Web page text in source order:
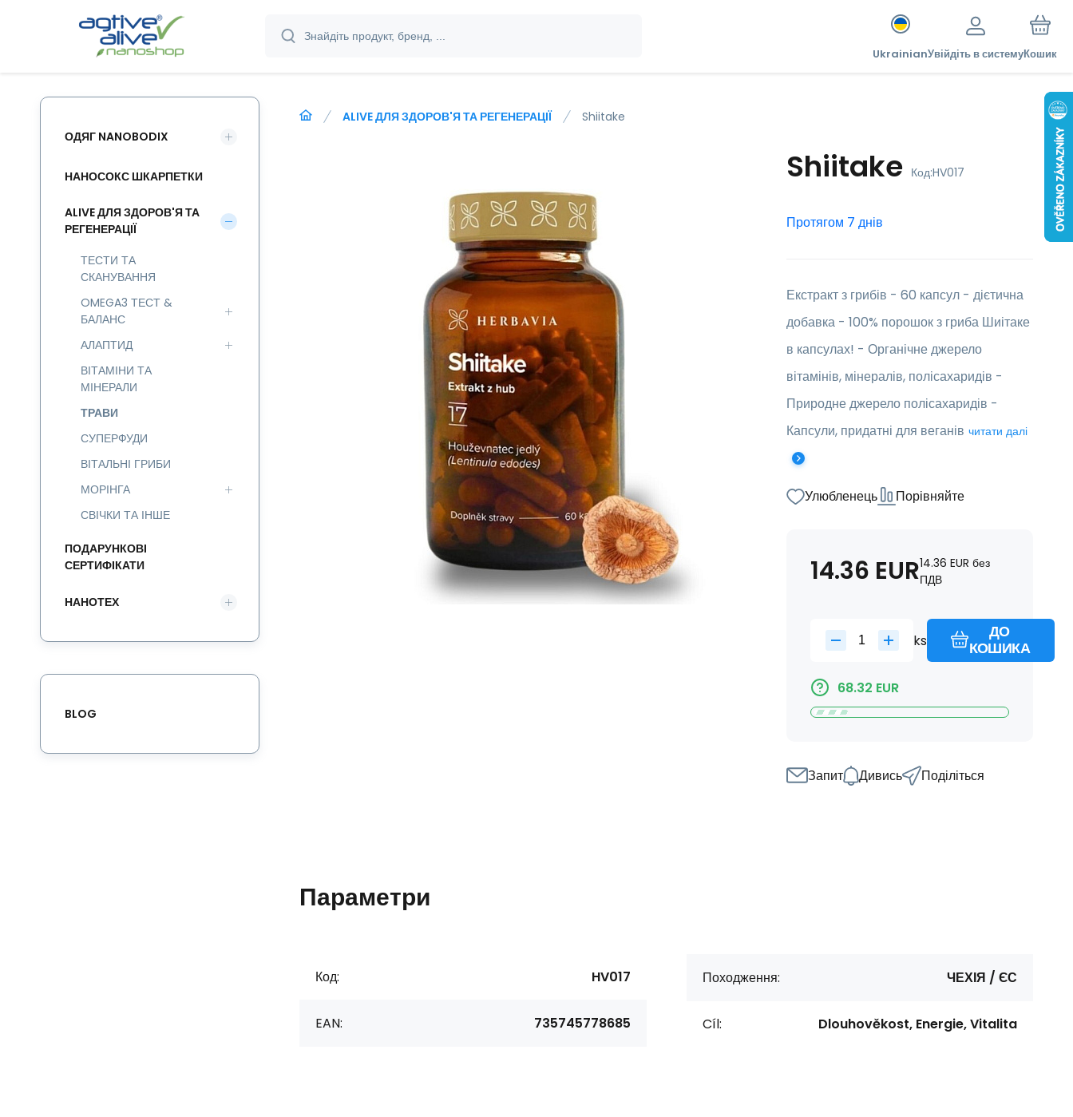
UkrainianУвійдіть в системуКошик
ALIVE ДЛЯ ЗДОРОВ'Я ТА РЕГЕНЕРАЦІЇ Shiitake
Shiitake Код:HV017
Протягом 7 днів
Екстракт з грибів - 60 капсул - дієтична
добавка - 100% порошок з гриба Шиітаке
в капсулах! - Органічне джерело
вітамінів, мінералів, полісахаридів -
Природне джерело полісахаридів -
Капсули, придатні для веганів читати далі
Улюбленець Порівняйте
14.36 EUR14.36 EUR без
ПДВ
ks
ДО
КОШИКА
68.32 EUR
Запит Дивись Поділіться
Параметри
Код: HV017
EAN: 735745778685
Походження: ЧЕХІЯ / ЄС
Cíl: Dlouhověkost, Energie, Vitalita
ОДЯГ NANOBODIX
НАНОСОКС ШКАРПЕТКИ
ALIVE ДЛЯ ЗДОРОВ'Я ТА
РЕГЕНЕРАЦІЇ
ТЕСТИ ТА
СКАНУВАННЯ
OMEGA3 ТЕСТ &
БАЛАНС
АЛАПТИД
ВІТАМІНИ ТА
МІНЕРАЛИ
ТРАВИ
СУПЕРФУДИ
ВІТАЛЬНІ ГРИБИ
МОРІНГА
СВІЧКИ ТА ІНШЕ
ПОДАРУНКОВІ
СЕРТИФІКАТИ
НАНОТЕХ
BLOG